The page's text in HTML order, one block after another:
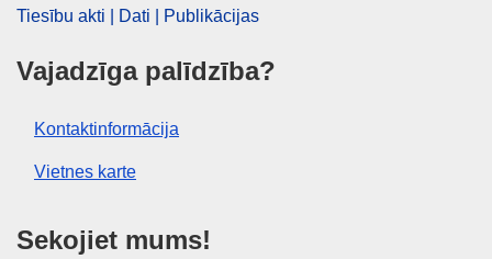
Tiesību akti | Dati | Publikācijas
Vajadzīga palīdzība?
Kontaktinformācija
Vietnes karte
Sekojiet mums!